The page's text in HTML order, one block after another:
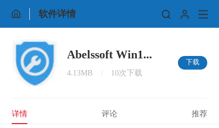
软件详情
Abelssoft Win1...
4.13MB 10次下载
下载
详情 评论 推荐